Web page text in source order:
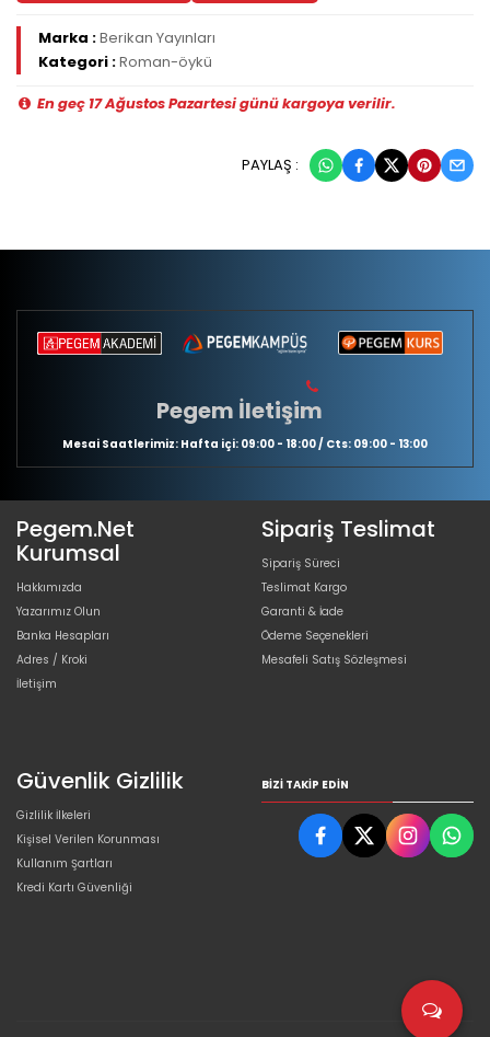
Marka :Berikan Yayınları
Kategori :Roman-öykü
En geç 17 Ağustos Pazartesi günü kargoya verilir.
PAYLAŞ :
Pegem İletişim
Mesai Saatlerimiz: Hafta içi: 09:00 - 18:00 / Cts: 09:00 - 13:00
Pegem.Net
Kurumsal
Hakkımızda
Yazarımız Olun
Banka Hesapları
Adres / Kroki
İletişim
Sipariş Teslimat
Sipariş Süreci
Teslimat Kargo
Garanti & İade
Ödeme Seçenekleri
Mesafeli Satış Sözleşmesi
Güvenlik Gizlilik
Gizlilik İlkeleri
Kişisel Verilen Korunması
Kullanım Şartları
Kredi Kartı Güvenliği
BIZI TAKIP EDIN